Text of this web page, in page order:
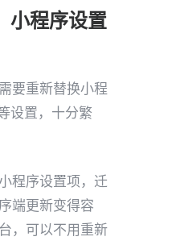
小程序设置
要重新替换小程
设置，十分繁
程序设置项，迁
端更新变得容
，可以不用重新